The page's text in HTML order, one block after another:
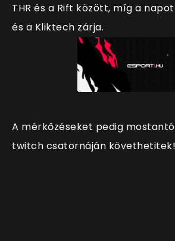
THR és a Rift között, míg a napot
és a Kliktech zárja.
A mérkőzéseket pedig
twitch csatornáján követhetitek!